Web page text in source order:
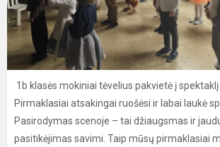
1b klasės mokiniai tėvelius pakvietė į spektaklį
Pirmaklasiai atsakingai ruošėsi ir labai laukė
Pasirodymas scenoje – tai džiaugsmas ir
pasitikėjimas savimi. Taip mūsų pirmaklasiai